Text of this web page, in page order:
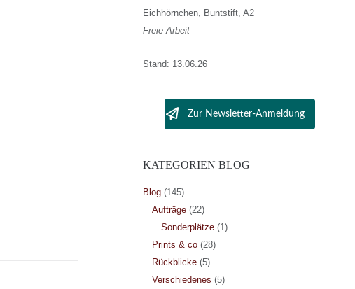
Eichhörnchen, Buntstift, A2
Freie Arbeit
Stand: 13.06.26
Zur Newsletter-Anmeldung
KATEGORIEN BLOG
Blog(145)
Aufträge(22)
Sonderplätze(1)
Prints & co(28)
Rückblicke(5)
Verschiedenes (5)